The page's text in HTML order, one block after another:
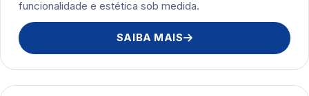
funcionalidade e estética sob medida.
SAIBA MAIS